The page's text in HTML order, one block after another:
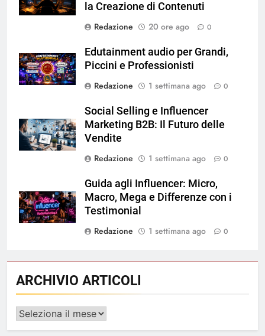
la Creazione di Contenuti
Redazione
20 ore ago 0
Edutainment audio per Grandi,
Piccini e Professionisti
Redazione
1 settimana ago 0
Social Selling e Influencer
Marketing B2B: Il Futuro delle
Vendite
Redazione
1 settimana ago 0
Guida agli Influencer: Micro,
Macro, Mega e Differenze con i
Testimonial
Redazione
1 settimana ago 0
ARCHIVIO ARTICOLI
ARCHIVIO